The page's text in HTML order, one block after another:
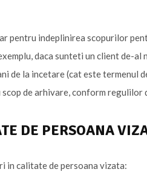
pentru indeplinirea scopurilor
daca sunteti un client de-
de la incetare (cat este
de arhivare, conform regulilor
DE PERSOANA
in calitate de persoana vizata: